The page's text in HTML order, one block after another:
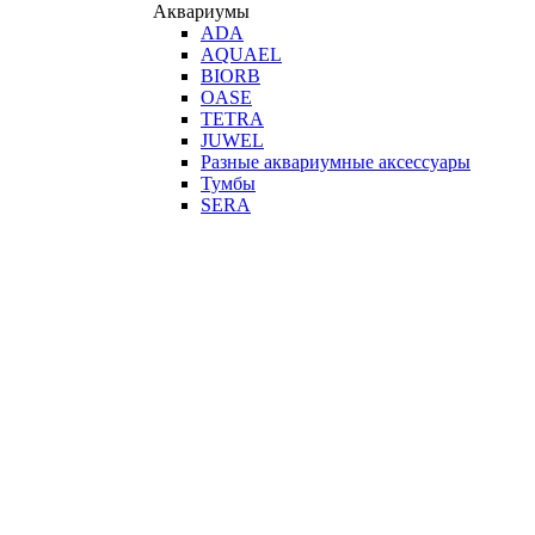
Аквариумы
ADA
AQUAEL
BIORB
OASE
TETRA
JUWEL
Разные аквариумные аксессуары
Тумбы
SERA